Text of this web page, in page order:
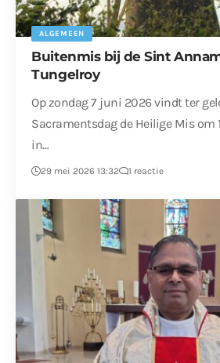
ALGEMEEN
Buitenmis bij de Sint
Tungelroy
Op zondag 7 juni 2026 vindt ter
Sacramentsdag de Heilige Mis om
in…
29 mei 2026 13:32 1 reactie